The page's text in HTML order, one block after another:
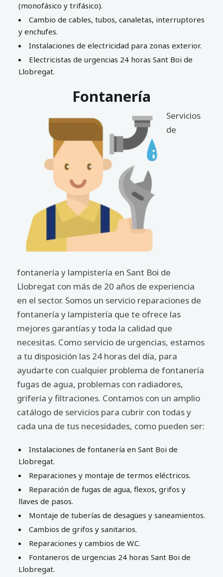
(monofásico y trifásico).
Cambio de cables, tubos, canaletas, interruptores
y enchufes.
Instalaciones de electricidad para zonas exterior.
Electricistas de urgencias 24 horas Sant Boi de
Llobregat.
Fontanería
Servicios
de
fontanería y lampistería en Sant Boi de
Llobregat con más de 20 años de experiencia
en el sector. Somos un servicio reparaciones de
fontanería y lampistería que te ofrece las
mejores garantías y toda la calidad que
necesitas. Como servicio de urgencias, estamos
a tu disposición las 24 horas del día, para
ayudarte con cualquier problema de fontanería
fugas de agua, problemas con radiadores,
grifería y filtraciones. Contamos con un amplio
catálogo de servicios para cubrir con todas y
cada una de tus necesidades, como pueden ser:
Instalaciones de fontanería en Sant Boi de
Llobregat.
Reparaciones y montaje de termos eléctricos.
Reparación de fugas de agua, flexos, grifos y
llaves de pasos.
Montaje de tuberías de desagües y saneamientos.
Cambios de grifos y sanitarios.
Reparaciones y cambios de W.C.
Fontaneros de urgencias 24 horas Sant Boi de
Llobregat.